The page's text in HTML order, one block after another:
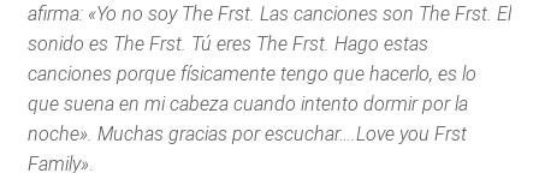
afirma: «Yo no soy The Frst. Las canciones son The Frst. El
sonido es The Frst. Tú eres The Frst. Hago estas
canciones porque físicamente tengo que hacerlo, es lo
que suena en mi cabeza cuando intento dormir por la
noche». Muchas gracias por escuchar….Love you Frst
Family».